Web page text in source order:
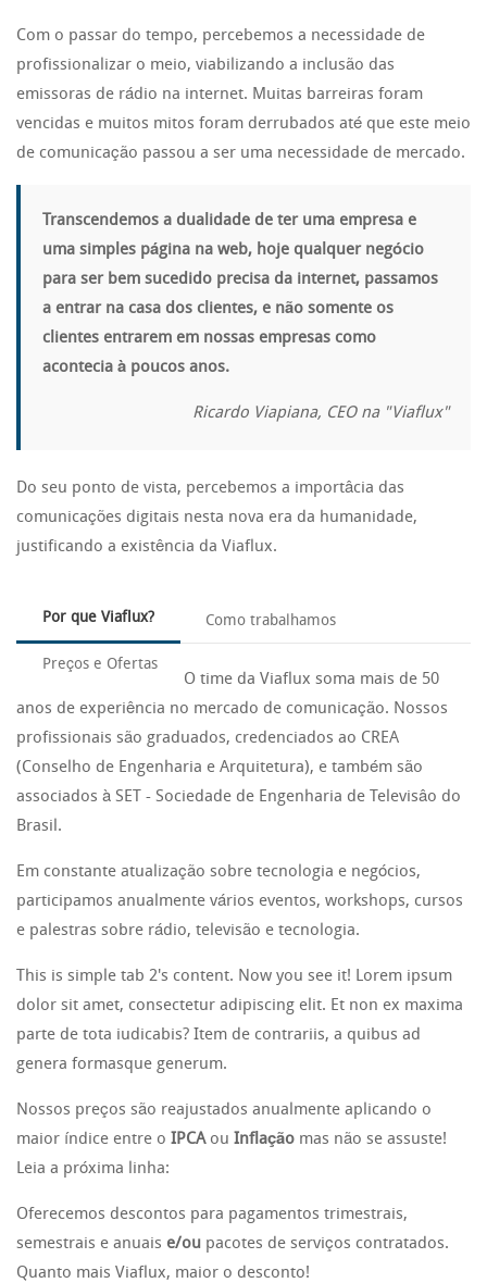
Com o passar do tempo, percebemos a necessidade de
profissionalizar o meio, viabilizando a inclusão das
emissoras de rádio na internet. Muitas barreiras foram
vencidas e muitos mitos foram derrubados até que este meio
de comunicação passou a ser uma necessidade de mercado.
Transcendemos a dualidade de ter uma empresa e
uma simples página na web, hoje qualquer negócio
para ser bem sucedido precisa da internet, passamos
a entrar na casa dos clientes, e não somente os
clientes entrarem em nossas empresas como
acontecia à poucos anos.
Ricardo Viapiana, CEO na "Viaflux"
Do seu ponto de vista, percebemos a importâcia das
comunicações digitais nesta nova era da humanidade,
justificando a existência da Viaflux.
Por que Viaflux? Como trabalhamos
Preços e Ofertas
O time da Viaflux soma mais de 50
anos de experiência no mercado de comunicação. Nossos
profissionais são graduados, credenciados ao CREA
(Conselho de Engenharia e Arquitetura), e também são
associados à SET - Sociedade de Engenharia de Televisâo do
Brasil.
Em constante atualização sobre tecnologia e negócios,
participamos anualmente vários eventos, workshops, cursos
e palestras sobre rádio, televisão e tecnologia.
This is simple tab 2's content. Now you see it! Lorem ipsum
dolor sit amet, consectetur adipiscing elit. Et non ex maxima
parte de tota iudicabis? Item de contrariis, a quibus ad
genera formasque generum.
Nossos preços são reajustados anualmente aplicando o
maior índice entre o IPCAou Inflação mas não se assuste!
Leia a próxima linha:
Oferecemos descontos para pagamentos trimestrais,
semestrais e anuais e/ou pacotes de serviços contratados.
Quanto mais Viaflux, maior o desconto!